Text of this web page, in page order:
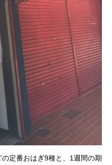
定番おはぎ9種と、1週間の期